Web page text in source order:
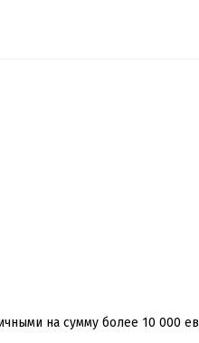
на сумму более 10 000